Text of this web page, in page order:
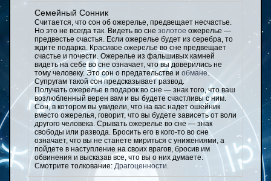
Семейный Сонник
Считается, что сон об ожерелье, предвещает несчастье.
Но это не всегда так. Видеть во сне золотое ожерелье —
предвестье счастья. Если ожерелье будет из серебра, то
ждите подарка. Красивое ожерелье во сне предвещает
счастье и почести. Ожерелье из фальшивых камней
видеть на себе во сне означает, что вы доверились не
тому человеку. Это сон о предательстве и обмане.
Супругам такой сон предсказывает развод.
Получать ожерелье в подарок во сне — знак того, что ваш
возлюбленный верен вам и вы будете счастливы с ним.
Сон, в котором вы увидели, что на вас надет ошейник
вместо ожерелья, говорит, что вы будете зависеть от воли
другого человека. Срывать ожерелье во сне — знак
свободы или развода. Бросить его в кого-то во сне
означает, что вы не станете мириться с унижениями, а
пойдете в наступление на своих врагов, бросив им
обвинения и высказав все, что вы о них думаете.
Смотрите толкование: Драгоценности.